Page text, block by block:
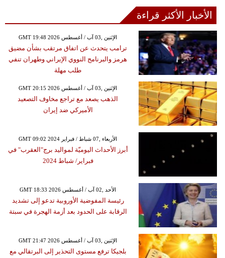
الأخبار الأكثر قراءة
GMT 19:48 2026 الإثنين ,03 آب / أغسطس
ترامب يتحدث عن اتفاق مرتقب بشأن مضيق
هرمز والبرنامج النووي الإيراني وطهران تنفي
طلب مهلة
GMT 20:15 2026 الإثنين ,03 آب / أغسطس
الذهب يصعد مع تراجع مخاوف التصعيد
الأميركي ضد إيران
GMT 09:02 2024 الأربعاء ,07 شباط / فبراير
أبرز الأحداث اليوميّة لمواليد برج"العقرب" في
فبراير/ شباط 2024
GMT 18:33 2026 الأحد ,02 آب / أغسطس
رئيسة المفوضية الأوروبية تدعو إلى تشديد
الرقابة على الحدود بعد أزمة الهجرة في سبتة
GMT 21:47 2026 الإثنين ,03 آب / أغسطس
بلجيكا ترفع مستوى التحذير إلى البرتقالي مع